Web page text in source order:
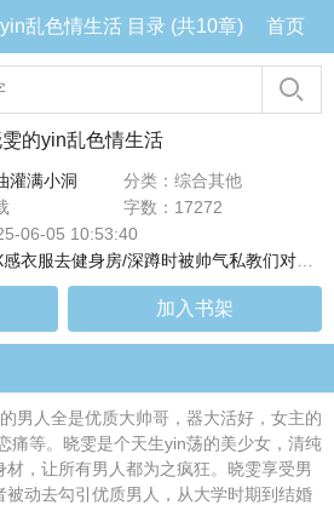
乱色情生活 目录 (共10章) 首页
的yin乱色情生活
灌满小洞
分类：综合其他
字数：17272
06-05 10:53:40
服去健身房/深蹲时被帅气私教们对镜视J和/divdivclass=l_fot1604字
加入书架
男人全是优质大帅哥，器大活好，女主的
痛等。晓雯是个天生yin荡的美少女，清纯
，让所有男人都为之疯狂。晓雯享受男
被动去勾引优质男人，从大学时期到结婚